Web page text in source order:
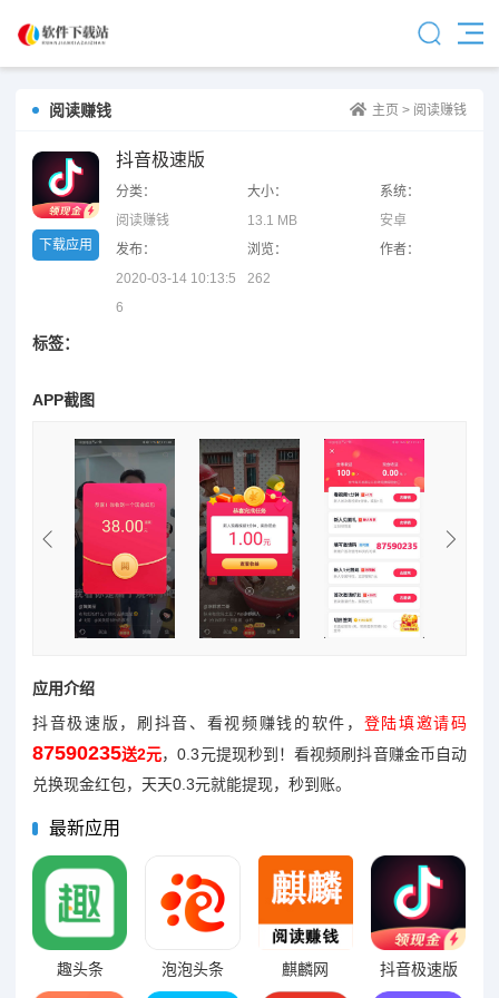
阅读赚钱 主页 > 阅读赚钱
下载应用
抖音极速版
分类：
阅读赚钱
大小：
13.1 MB
系统：
安卓
发布：
2020-03-14 10:13:5
6
浏览：
262
作者：
标签：
APP截图
应用介绍
抖音极速版，刷抖音、看视频赚钱的软件， 登陆填邀请码
87590235送2元，0.3元提现秒到！看视频刷抖音赚金币自动
兑换现金红包，天天0.3元就能提现，秒到账。
最新应用
趣头条 泡泡头条 麒麟网 抖音极速版